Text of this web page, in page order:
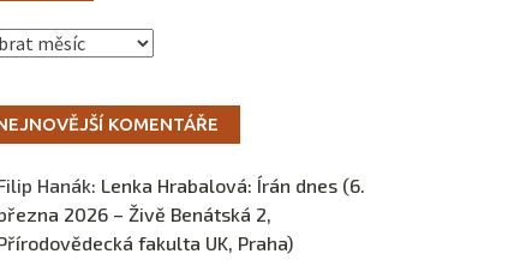
KOMENTÁŘE
Hanák: Lenka Hrabalová: Írán dnes (6.
2026 – Živě Benátská 2,
fakulta UK, Praha)